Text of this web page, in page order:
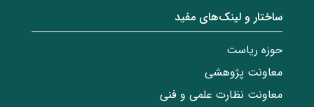
ساختار‌‌ و‌‌ لینک‌های مفید
حوزه ریاست
معاونت پژوهشی
معاونت نظارت علمی و فنی